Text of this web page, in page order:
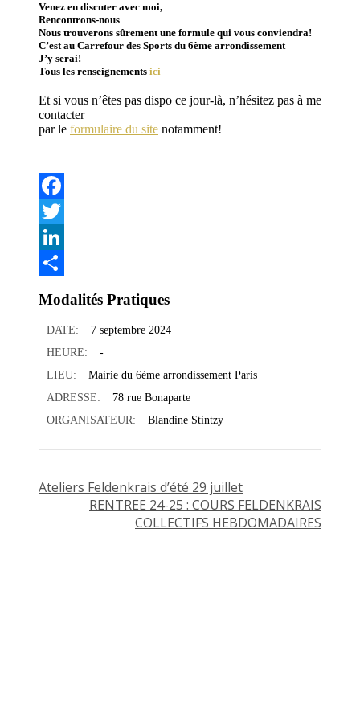
Venez en discuter avec moi,
Rencontrons-nous
Nous trouverons sûrement une formule qui vous conviendra!
C’est au Carrefour des Sports du 6ème arrondissement
J’y serai!
Tous les renseignements ici
Et si vous n’êtes pas dispo ce jour-là, n’hésitez pas à me
contacter
par le formulaire du site notamment!
Facebook
Twitter
LinkedIn
Modalités Pratiques
DATE:
7 septembre 2024
HEURE:
-
LIEU:
Mairie du 6ème arrondissement Paris
ADRESSE:
78 rue Bonaparte
ORGANISATEUR:
Blandine Stintzy
Ateliers Feldenkrais d’été 29 juillet
RENTREE 24-25 : COURS FELDENKRAIS
COLLECTIFS HEBDOMADAIRES